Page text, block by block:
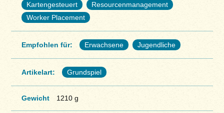
Kartengesteuert
Resourcenmanagement
Worker Placement
Empfohlen für: Erwachsene Jugendliche
Artikelart: Grundspiel
Gewicht 1210 g